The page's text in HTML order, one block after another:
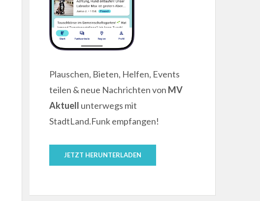
Plauschen, Bieten, Helfen, Events
teilen & neue Nachrichten von MV
Aktuell unterwegs mit
StadtLand.Funk empfangen!
JETZT HERUNTERLADEN